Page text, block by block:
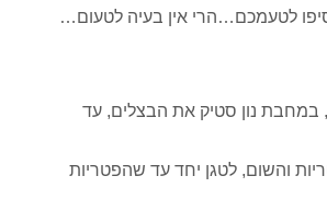
לטעמכם…הרי אין בעיה לטעום…
במחבת נון סטיק את הבצלים, עד
והשום, לטגן יחד עד שהפטריות